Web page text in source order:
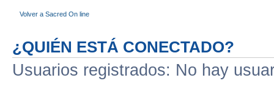
Volver a Sacred On line
¿QUIÉN ESTÁ CONECTADO?
Usuarios registrados: No hay